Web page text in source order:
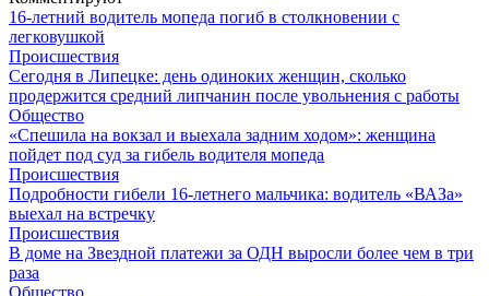
16-летний водитель мопеда погиб в столкновении с
легковушкой
Происшествия
Сегодня в Липецке: день одиноких женщин, сколько
продержится средний липчанин после увольнения с работы
Общество
«Спешила на вокзал и выехала задним ходом»: женщина
пойдет под суд за гибель водителя мопеда
Происшествия
Подробности гибели 16-летнего мальчика: водитель «ВАЗа»
выехал на встречку
Происшествия
В доме на Звездной платежи за ОДН выросли более чем в три
раза
Общество